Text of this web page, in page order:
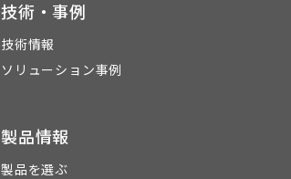
技術・事例
技術情報
ソリューション事例
製品情報
製品を選ぶ